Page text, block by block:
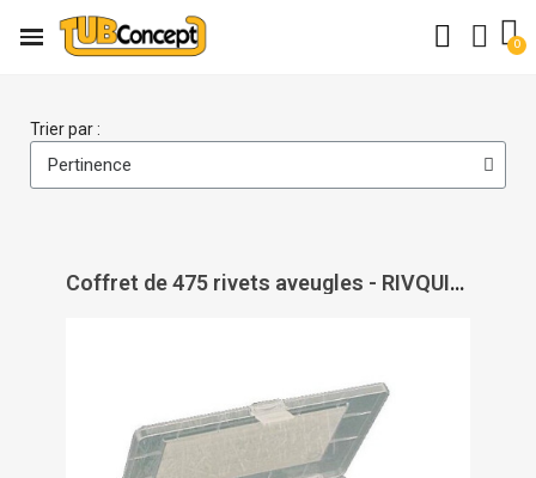
Trier par :
Coffret de 475 rivets aveugles - RIVQUICK